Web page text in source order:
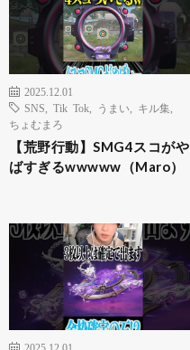
2025.12.01
SNS
Tik Tok うまい キル集
ちょむまろ
【荒野行動】SMG4スコがや
ばすぎるwwwww（Maro）
2025.12.01